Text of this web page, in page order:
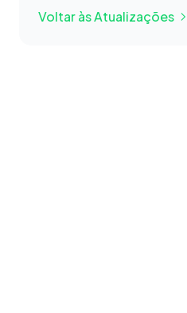
Voltar às Atualizações